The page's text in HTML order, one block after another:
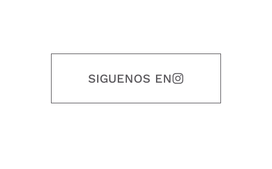
SIGUENOS EN